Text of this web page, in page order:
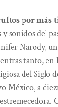
por más
sonidos del
Narody,
tanto,
del Siglo
México, a